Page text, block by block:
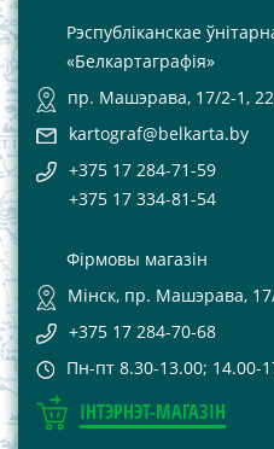
Рэспубліканскае
«Белкартаграфія»
пр. Машэрава, 17/2-1,
kartograf@belkarta.by
+375 17 284-71-59
+375 17 334-81-54
Фірмовы магазін
Мінск, пр. Машэрава,
+375 17 284-70-68
Пн-пт 8.30-13.00; 14.00-
ІНТЭРНЭТ-МАГАЗІН